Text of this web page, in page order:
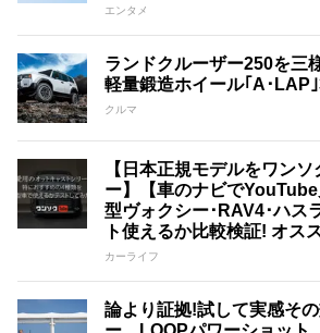
エンタメ
ランドクルーザー250を三
軽量鍛造ホイール｢A･LAP
クルマ
【日本正規モデルをワン
ー】【車のナビで
型ヴォクシー･RAV4･ハス
ト使えるか比較検証! オス
カーライフ
論より証拠!試して実感そ